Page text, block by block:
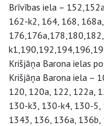
Brīvības iela –
162-k2, 164, 168,
Krišjāņa Barona ielas
Krišjāņa Barona iela –
120, 120a, 122, 122a,
130-k3, 130-k4, 130-
1343, 136, 136a,